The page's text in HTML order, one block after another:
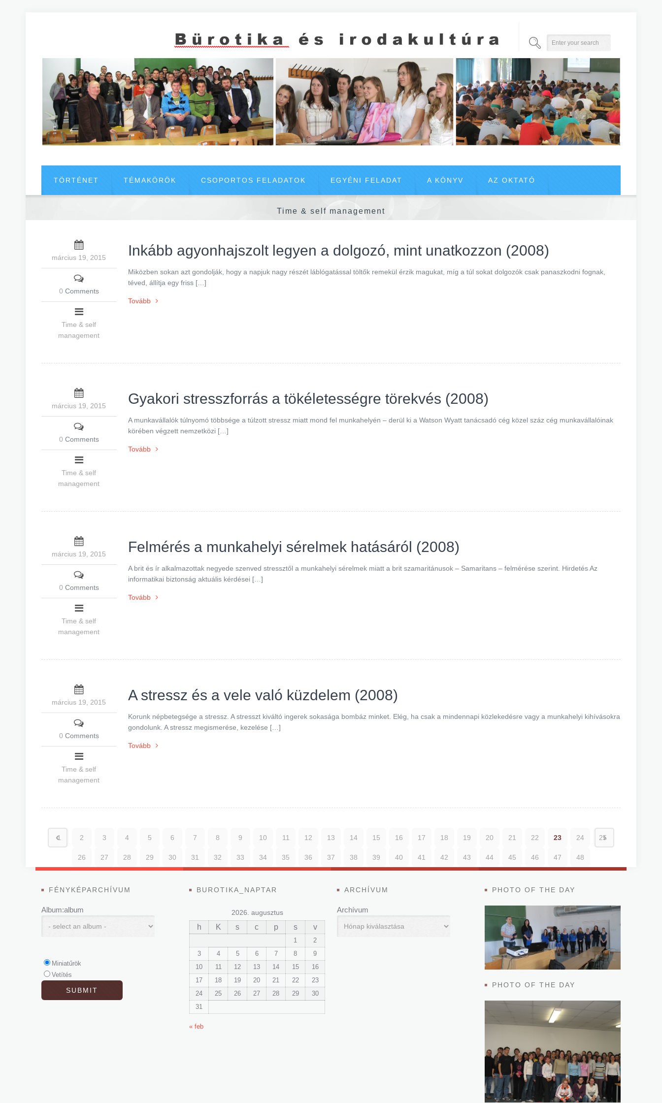
TÖRTÉNET TÉMAKÖRÖK CSOPORTOS FELADATOK EGYÉNI FELADAT A KÖNYV AZ OKTATÓ
Time & self management
Inkább agyonhajszolt legyen a dolgozó, mint unatkozzon (2008)
Miközben sokan azt gondolják, hogy a napjuk nagy részét láblógatással töltők remekül érzik magukat, míg a túl sokat dolgozók csak panaszkodni fognak,
téved, állítja egy friss […]
Tovább
március 19, 2015
0 Comments
Time & self
management
Gyakori stresszforrás a tökéletességre törekvés (2008)
A munkavállalók túlnyomó többsége a túlzott stressz miatt mond fel munkahelyén – derül ki a Watson Wyatt tanácsadó cég közel száz cég munkavállalóinak
körében végzett nemzetközi […]
Tovább
március 19, 2015
0 Comments
Time & self
management
Felmérés a munkahelyi sérelmek hatásáról (2008)
A brit és ír alkalmazottak negyede szenved stressztől a munkahelyi sérelmek miatt a brit szamaritánusok – Samaritans – felmérése szerint. Hirdetés Az
informatikai biztonság aktuális kérdései […]
Tovább
március 19, 2015
0 Comments
Time & self
management
A stressz és a vele való küzdelem (2008)
Korunk népbetegsége a stressz. A stresszt kiváltó ingerek sokasága bombáz minket. Elég, ha csak a mindennapi közlekedésre vagy a munkahelyi kihívásokra
gondolunk. A stressz megismerése, kezelése […]
Tovább
március 19, 2015
0 Comments
Time & self
management
1 2 3 4 5 6 7 8 9 10 11 12 13 14 15 16 17 18 19 20 21 22 23 24 25
26 27 28 29 30 31 32 33 34 35 36 37 38 39 40 41 42 43 44 45 46 47 48
FÉNYKÉPARCHÍVUM
Album:album
Miniatűrök
Vetítés
BUROTIKA_NAPTAR
2026. augusztus
h K s c p s v
1
2
3
4 5 6 7 8
9
10
11 12 13 14 15
16
17
18 19 20 21 22
23
24
25 26 27 28 29
30
31
« feb
ARCHÍVUM
Archívum
PHOTO OF THE DAY
PHOTO OF THE DAY